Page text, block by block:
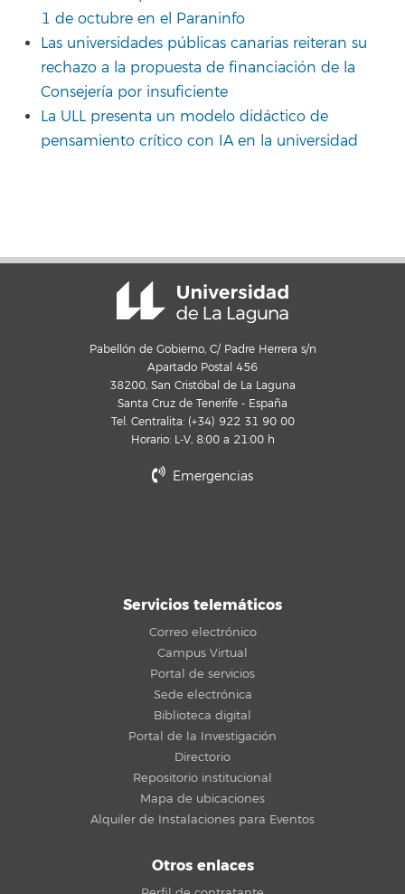
1 de octubre en el Paraninfo
Las universidades públicas canarias reiteran su
rechazo a la propuesta de financiación de la
Consejería por insuficiente
La ULL presenta un modelo didáctico de
pensamiento crítico con IA en la universidad
Pabellón de Gobierno, C/ Padre Herrera s/n
Apartado Postal 456
38200, San Cristóbal de La Laguna
Santa Cruz de Tenerife - España
Tel. Centralita: (+34) 922 31 90 00
Horario: L-V, 8:00 a 21:00 h
Emergencias
Servicios telemáticos
Correo electrónico
Campus Virtual
Portal de servicios
Sede electrónica
Biblioteca digital
Portal de la Investigación
Directorio
Repositorio institucional
Mapa de ubicaciones
Alquiler de Instalaciones para Eventos
Otros enlaces